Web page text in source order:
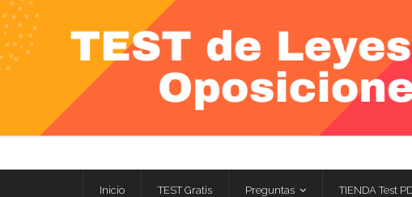
Skip
to
content
Inicio TEST Gratis Preguntas TIENDA Test